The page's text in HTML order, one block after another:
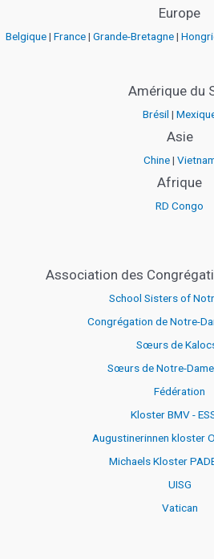
Europe
Belgique| France| Grande-Bretagne|
Amérique du
Brésil |
Asie
Chine|
Afrique
RD Congo
Association des
School Sisters of
Congrégation de Notre-
Sœurs de
Sœurs de Notre-
Fédération
Kloster BMV -
Augustinerinnen kloster
Michaels Kloster
UISG
Vatican